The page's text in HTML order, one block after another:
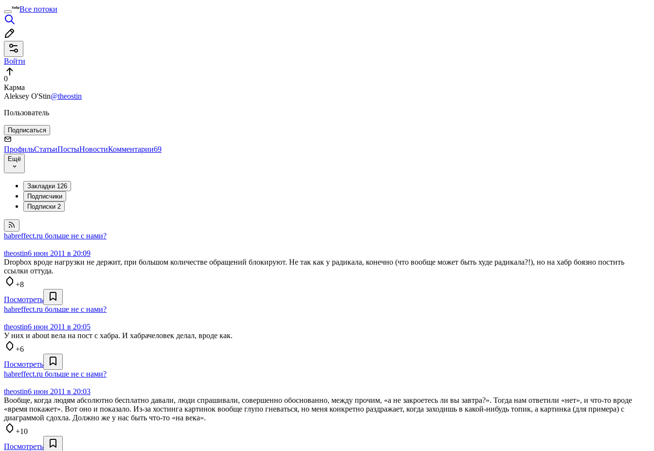
Все потоки
Войти
0
Карма
Aleksey O'Stin@theostin
Пользователь
Подписаться
ПрофильСтатьиПостыНовостиКомментарии69
Ещё
Закладки 126
Подписчики
Подписки 2
habreffect.ru больше не с нами?
theostin6 июн 2011 в 20:09
Dropbox вроде нагрузки не держит, при большом количестве обращений блокируют. Не так как у радикала, конечно (что вообще может быть худе радикала?!), но на хабр боязно постить
ссылки оттуда.
+8
Посмотреть
habreffect.ru больше не с нами?
theostin6 июн 2011 в 20:05
У них и about вела на пост с хабра. И хабрачеловек делал, вроде как.
+6
Посмотреть
habreffect.ru больше не с нами?
theostin6 июн 2011 в 20:03
Вообще, когда людям абсолютно бесплатно давали, люди спрашивали, совершенно обоснованно, между прочим, «а не закроетесь ли вы завтра?». Тогда нам ответили «нет», и что-то вроде
«время покажет». Вот оно и показало. Из-за хостинга картинок вообще глупо гневаться, но меня конкретно раздражает, когда заходишь в какой-нибудь топик, а картинка (для примера) с
диаграммой сдохла. Должно же у нас быть что-то «на века».
+10
Посмотреть